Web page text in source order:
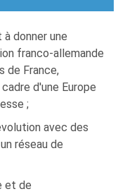
donner une
franco-allemande
de France,
d'une Europe
;
avec des
réseau de
et de